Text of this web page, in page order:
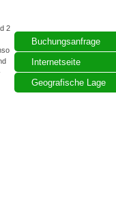
Buchungsanfrage
Internetseite
Geografische Lage
2